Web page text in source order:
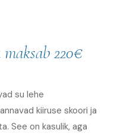
maksab 220€
su lehe
kiiruse skoori ja
See on kasulik, aga